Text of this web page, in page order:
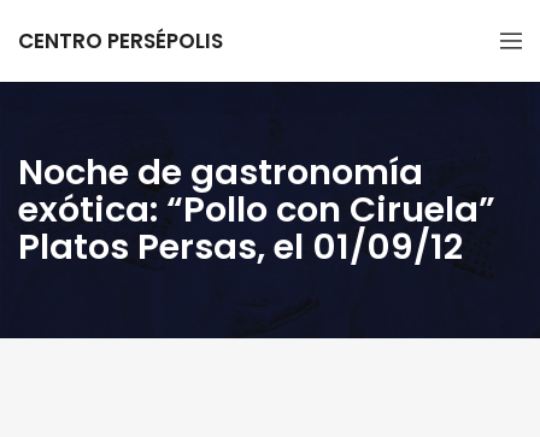
CENTRO PERSÉPOLIS
Noche de gastronomía
exótica: “Pollo con Ciruela”
Platos Persas, el 01/09/12